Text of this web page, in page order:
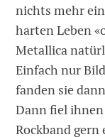
nichts mehr
harten Leben
Metallica
Einfach nur
fanden sie
Dann fiel ihnen
Rockband